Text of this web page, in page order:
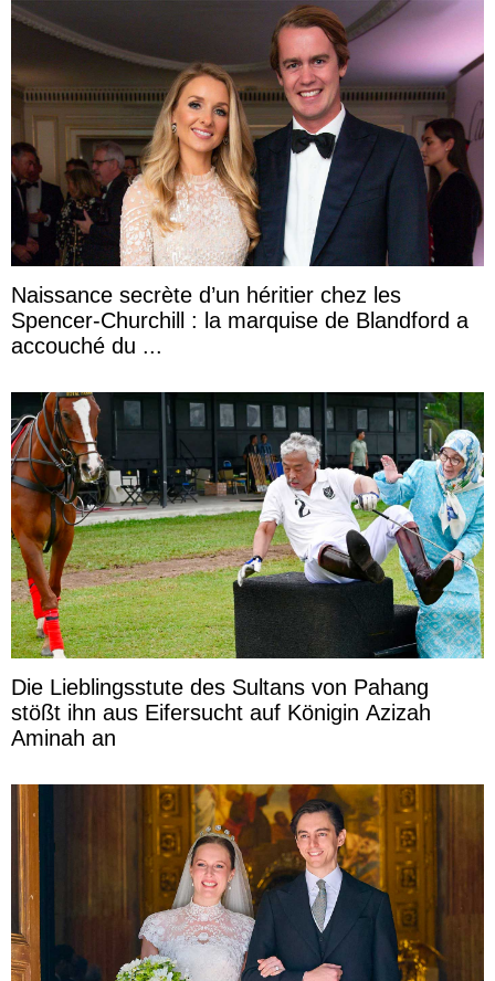
Naissance secrète d’un héritier chez les
Spencer-Churchill : la marquise de Blandford a
accouché du ...
Die Lieblingsstute des Sultans von Pahang
stößt ihn aus Eifersucht auf Königin Azizah
Aminah an